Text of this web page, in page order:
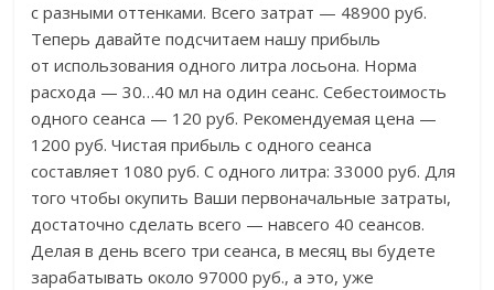
с разными оттенками. Всего затрат — 48900 руб.
Теперь давайте подсчитаем нашу прибыль
от использования одного литра лосьона. Норма
расхода — 30…40 мл на один сеанс. Себестоимость
одного сеанса — 120 руб. Рекомендуемая цена —
1200 руб. Чистая прибыль с одного сеанса
составляет 1080 руб. С одного литра: 33000 руб. Для
того чтобы окупить Ваши первоначальные затраты,
достаточно сделать всего — навсего 40 сеансов.
Делая в день всего три сеанса, в месяц вы будете
зарабатывать около 97000 руб., а это, уже